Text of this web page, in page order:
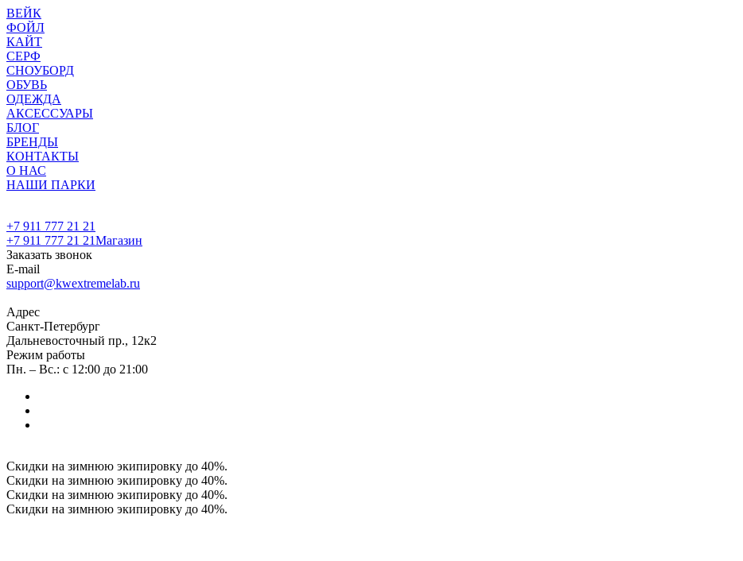
ВЕЙК
ФОЙЛ
КАЙТ
СЕРФ
СНОУБОРД
ОБУВЬ
ОДЕЖДА
АКСЕССУАРЫ
БЛОГ
БРЕНДЫ
КОНТАКТЫ
О НАС
НАШИ ПАРКИ
+7 911 777 21 21
+7 911 777 21 21Магазин
Заказать звонок
E-mail
support@kwextremelab.ru
Адрес
Санкт-Петербург
Дальневосточный пр., 12к2
Режим работы
Пн. – Вс.: с 12:00 до 21:00
Скидки на зимнюю экипировку до 40%.
Скидки на зимнюю экипировку до 40%.
Скидки на зимнюю экипировку до 40%.
Скидки на зимнюю экипировку до 40%.